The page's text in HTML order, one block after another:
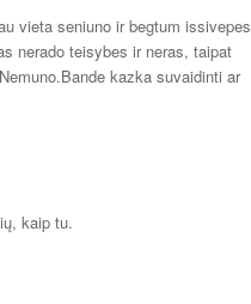
vieta seniuno ir begtum issivepes
nerado teisybes ir neras, taipat
kazka suvaidinti ar
kaip tu.